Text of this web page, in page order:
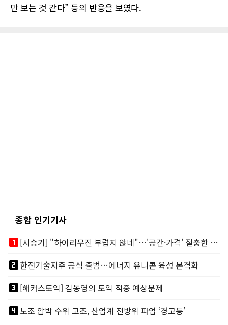
만 보는 것 같다” 등의 반응을 보였다.
종합 인기기사
looks_one
[시승기] "하이리무진 부럽지 않네"…'공간·가격' 절충한 카니발 하이루프
looks_two한전기술지주 공식 출범…에너지 유니콘 육성 본격화
looks_3[해커스토익] 김동영의 토익 적중 예상문제
looks_4노조 압박 수위 고조, 산업계 전방위 파업 ‘경고등’